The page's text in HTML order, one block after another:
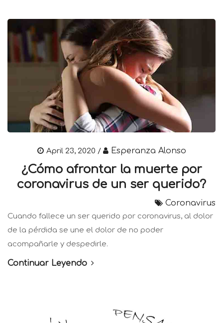
April 23, 2020 / Esperanza Alonso
¿Cómo afrontar la muerte por
coronavirus de un ser querido?
Coronavirus
Cuando fallece un ser querido por coronavirus, al dolor
de la pérdida se une el dolor de no poder
acompañarle y despedirle.
Continuar Leyendo